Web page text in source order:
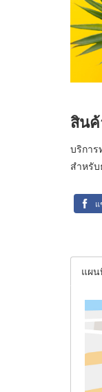
สิน
บริกา
สำหรับ
แ
แผ